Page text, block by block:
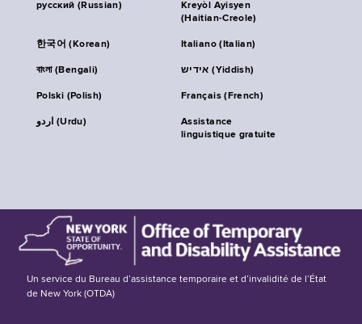
русский (Russian)
Kreyòl Ayisyen
(Haitian-Creole)
한국어 (Korean) Italiano (Italian)
বাংলা (Bengali) אידיש (Yiddish)
Polski (Polish) Français (French)
اردو (Urdu)
Assistance
linguistique gratuite
Un service du Bureau d’assistance temporaire et d’invalidité de l’État
de New York (OTDA)